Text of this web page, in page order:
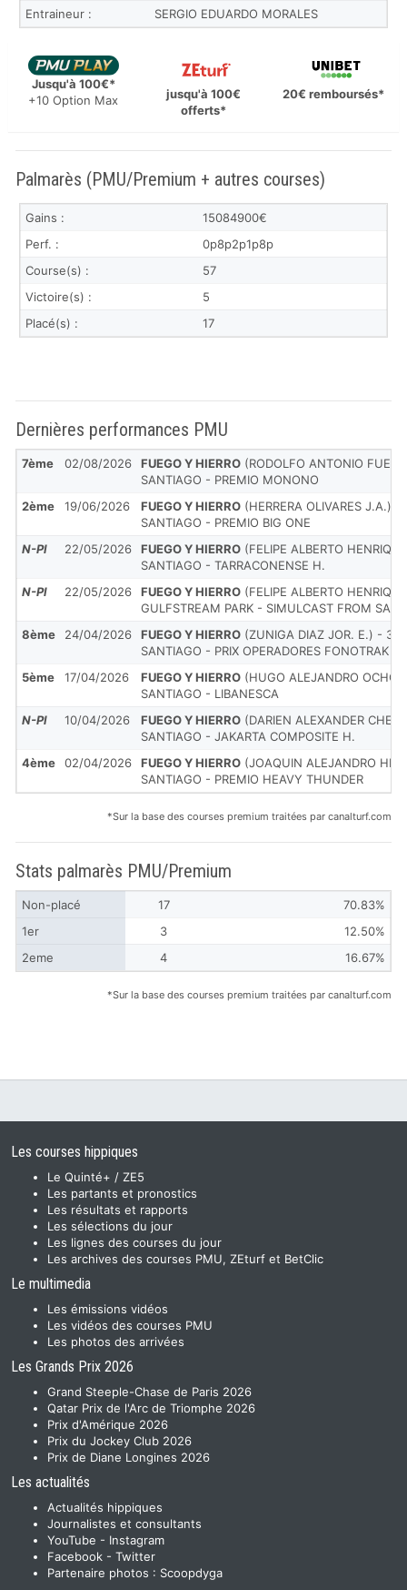
Entraineur :
SERGIO EDUARDO MORALES
Jusqu'à 100€*
+10 Option Max
jusqu'à 100€
offerts*
20€ remboursés*
Palmarès (PMU/Premium + autres courses)
Gains :
15084900€
Perf. :
0p8p2p1p8p
Course(s) :
57
Victoire(s) :
5
Placé(s) :
17
Dernières performances PMU
7ème 02/08/2026 FUEGO Y HIERRO (RODOLFO ANTONIO
SANTIAGO - PREMIO MONONO
2ème
19/06/2026 FUEGO Y HIERRO (HERRERA OLIVARES J.A.) -
SANTIAGO - PREMIO BIG ONE
N-Pl
22/05/2026 FUEGO Y HIERRO (FELIPE ALBERTO
SANTIAGO - TARRACONENSE H.
N-Pl
22/05/2026 FUEGO Y HIERRO (FELIPE ALBERTO
GULFSTREAM PARK - SIMULCAST FROM
8ème
24/04/2026 FUEGO Y HIERRO (ZUNIGA DIAZ JOR. E.) - 31/
SANTIAGO - PRIX OPERADORES FONOTRAK
5ème
17/04/2026 FUEGO Y HIERRO (HUGO ALEJANDRO
SANTIAGO - LIBANESCA
N-Pl
10/04/2026 FUEGO Y HIERRO (DARIEN ALEXANDER
SANTIAGO - JAKARTA COMPOSITE H.
4ème
02/04/2026 FUEGO Y HIERRO (JOAQUIN ALEJANDRO
SANTIAGO - PREMIO HEAVY THUNDER
*Sur la base des courses premium traitées par canalturf.com
Stats palmarès PMU/Premium
Non-placé 17
70.83%
1er
3
12.50%
2eme
4 16.67%
*Sur la base des courses premium traitées par canalturf.com
Les courses hippiques
Le Quinté+ / ZE5
Les partants et pronostics
Les résultats et rapports
Les sélections du jour
Les lignes des courses du jour
Les archives des courses PMU, ZEturf et BetClic
Le multimedia
Les émissions vidéos
Les vidéos des courses PMU
Les photos des arrivées
Les Grands Prix 2026
Grand Steeple-Chase de Paris 2026
Qatar Prix de l'Arc de Triomphe 2026
Prix d'Amérique 2026
Prix du Jockey Club 2026
Prix de Diane Longines 2026
Les actualités
Actualités hippiques
Journalistes et consultants
YouTube - Instagram
Facebook - Twitter
Partenaire photos : Scoopdyga